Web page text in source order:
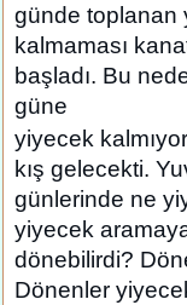
günde toplanan
kalmaması
başladı. Bu
güne
yiyecek
kış gelecekti.
günlerinde ne
yiyecek
dönebilirdi?
Dönenler